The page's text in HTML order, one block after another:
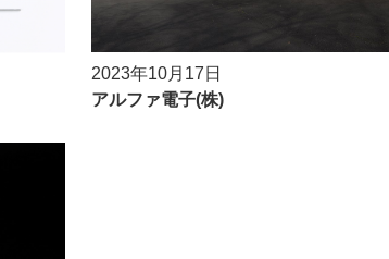
2023年10月17日
アルファ電子(株)